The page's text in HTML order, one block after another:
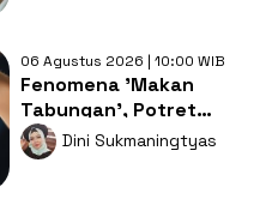
06 Agustus 2026 | 10:00 WIB
Fenomena 'Makan
Tabungan', Potret
Rapuhnya Ketahanan
Kelas Menengah
Dini Sukmaningtyas